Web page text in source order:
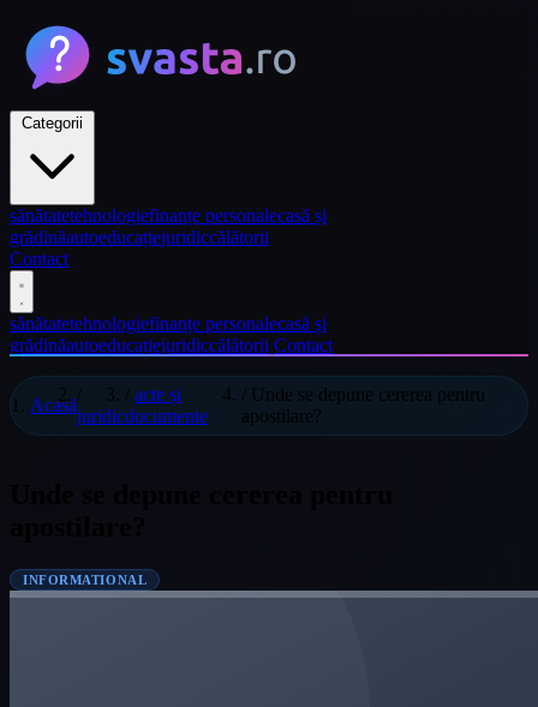
sănătatetehnologiefinanțe personalecasă și
grădinăautoeducațiejuridiccălătorii
Contact
sănătatetehnologiefinanțe personalecasă și
grădinăautoeducațiejuridiccălătorii Contact
Acasă
juridic
acte și
documente
/ Unde se depune cererea pentru
apostilare?
INFORMATIONAL